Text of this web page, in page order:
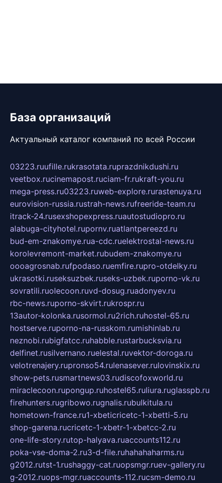
База организаций
Актуальный каталог компаний по всей России
03223.ruufille.rukrasotata.ruprazdnikdushi.ru
veetbox.rucinemapost.ruciam-fr.rukraft-you.ru
mega-press.ru03223.ruweb-explore.rurastenuya.ru
eurovision-russia.rustrah-news.rufreeride-team.ru
itrack-24.rusexshopexpress.ruautostudiopro.ru
alabuga-cityhotel.rupornv.ruatlantpereezd.ru
bud-em-znakomye.rua-cdc.ruelektrostal-news.ru
korolevremont-market.rubudem-znakomye.ru
oooagrosnab.rufpodaso.ruemfire.rupro-otdelky.ru
ukrasotki.ruseksuzbek.ruseks-uzbek.ruporno-vk.ru
sovratili.ruolecoon.ruvd-dosug.ruadonyev.ru
rbc-news.ruporno-skvirt.rukrospr.ru
13autor-kolonka.rusormol.ru2rich.ruhostel-65.ru
hostserve.ruporno-na-russkom.rumishinlab.ru
neznobi.rubigfatcc.ruhabble.rustarbucksvia.ru
delfinet.rusilvernano.ruelestal.ruvektor-doroga.ru
velotrenajery.rupronso54.rulenasever.rulovinskix.ru
show-pets.rusmartnews03.rudiscofoxworld.ru
miraclecoon.rupongup.ruhostel65.ruliura.ruglasspb.ru
firehunters.rugribowo.rugnalis.rubulkitula.ru
hometown-france.ru1-xbeticricetc-1-xbetti-5.ru
shop-garena.rucricetc-1-xbetr-1-xbetcc-2.ru
one-life-story.rutop-halyava.ruaccounts112.ru
poka-vse-doma-2.ru3-d-file.ruhahahaharms.ru
g2012.rutst-1.rushaggy-cat.ruopsmgr.ruev-gallery.ru
g-2012.ruops-mgr.ruaccounts-112.rucsm-demo.ru